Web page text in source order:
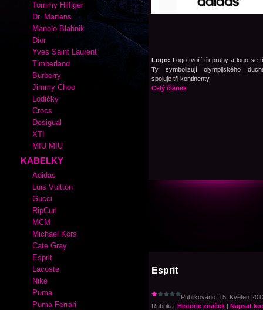
Logo: Logo tvoří tři pruhy a logo se
Ty symbolizují olympijského
spojuje tři kontinenty.
Celý článek
Esprit
Publikováno: 15. Květen
Rubrika: Historie značek | Napsat
Tommy Hilfiger
Dr. Martens
Manolo Blahnik
Dior
Yves Saint Laurent
Timberland
Burberry
Jimmy Choo
Lodičky
Crocs
Desigual
XTI
MIU MIU
KABELKY
Adidas
Luis Vuitton
Gucci
RipCurl
MCM
Michael Kors
Cate Gray
Esprit
Lacoste
Nike
Puma
Puma Ferrari